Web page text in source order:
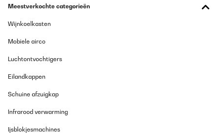
Meestverkochte categorieën
Wijnkoelkasten
Mobiele airco
Luchtontvochtigers
Eilandkappen
Schuine afzuigkap
Infrarood verwarming
Ijsblokjesmachines